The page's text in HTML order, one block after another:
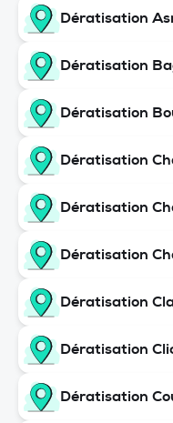
Dératisation
Dératisation
Dératisation
Dératisation
Dératisation
Dératisation
Dératisation
Dératisation
Dératisation